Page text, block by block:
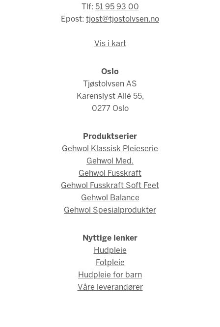
Tlf: 51 95 93 00
Epost: tjost@tjostolvsen.no
Vis i kart
Oslo
Tjøstolvsen AS
Karenslyst Allé 55,
0277 Oslo
Produktserier
Gehwol Klassisk Pleieserie
Gehwol Med.
Gehwol Fusskraft
Gehwol Fusskraft Soft Feet
Gehwol Balance
Gehwol Spesialprodukter
Nyttige lenker
Hudpleie
Fotpleie
Hudpleie for barn
Våre leverandører